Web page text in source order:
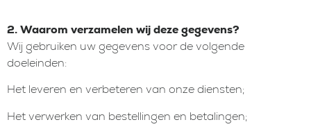
2. Waarom verzamelen wij deze gegevens?
Wij gebruiken uw gegevens voor de volgende
doeleinden:
Het leveren en verbeteren van onze diensten;
Het verwerken van bestellingen en betalingen;